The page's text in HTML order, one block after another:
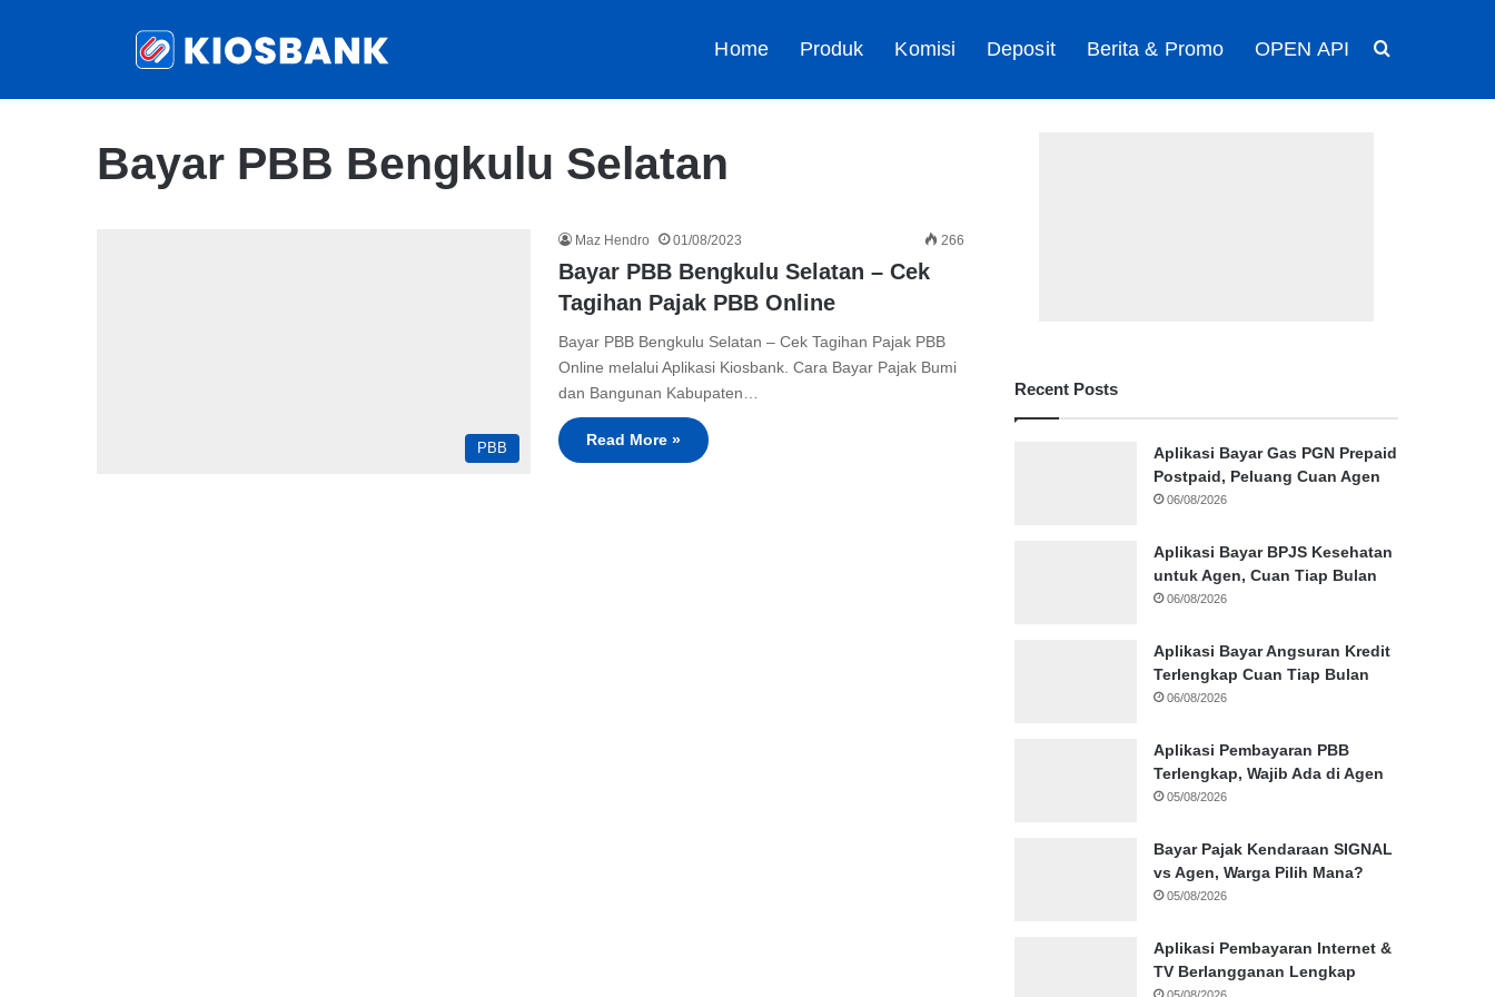
Home Produk Komisi Deposit Berita & Promo OPEN API
Bayar PBB Bengkulu Selatan
PBB
Maz Hendro 01/08/2023 266
Bayar PBB Bengkulu Selatan – Cek
Tagihan Pajak PBB Online
Bayar PBB Bengkulu Selatan – Cek Tagihan Pajak PBB
Online melalui Aplikasi Kiosbank. Cara Bayar Pajak Bumi
dan Bangunan Kabupaten…
Read More »
Recent Posts
Aplikasi Bayar Gas PGN Prepaid
Postpaid, Peluang Cuan Agen
06/08/2026
Aplikasi Bayar BPJS Kesehatan
untuk Agen, Cuan Tiap Bulan
06/08/2026
Aplikasi Bayar Angsuran Kredit
Terlengkap Cuan Tiap Bulan
06/08/2026
Aplikasi Pembayaran PBB
Terlengkap, Wajib Ada di Agen
05/08/2026
Bayar Pajak Kendaraan SIGNAL
vs Agen, Warga Pilih Mana?
05/08/2026
Aplikasi Pembayaran Internet &
TV Berlangganan Lengkap